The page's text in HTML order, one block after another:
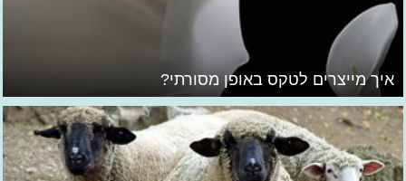
איך מייצרים לטקס באופן מסורתי?